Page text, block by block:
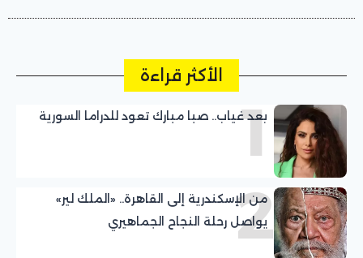
الأكثر قراءة
1
بعد غياب.. صبا مبارك تعود للدراما السورية
2
من الإسكندرية إلى القاهرة.. «الملك لير»
يواصل رحلة النجاح الجماهيري